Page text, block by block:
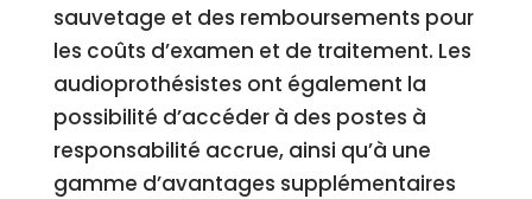
sauvetage et des remboursements pour
les coûts d’examen et de traitement. Les
audioprothésistes ont également la
possibilité d’accéder à des postes à
responsabilité accrue, ainsi qu’à une
gamme d’avantages supplémentaires